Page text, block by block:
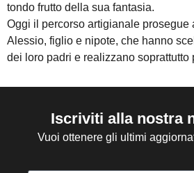
tondo frutto della sua fantasia.
Oggi il percorso artigianale prosegue
Alessio, figlio e nipote, che hanno
dei loro padri e realizzano soprattutto
Iscriviti alla nostra
Vuoi ottenere gli ultimi